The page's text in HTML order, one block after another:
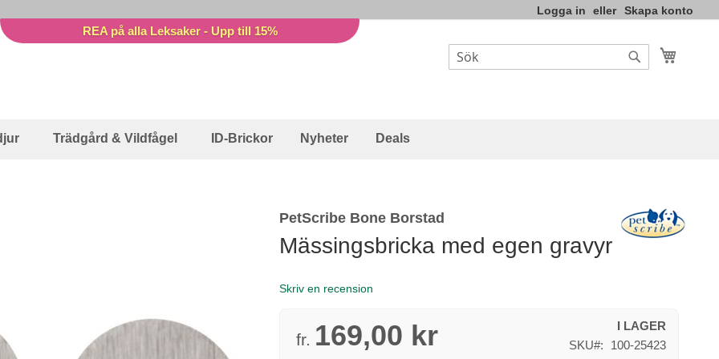
Logga in Skapa konto
REA på alla Leksaker - Upp till 15%
Sök
Trädgård & Vildfågel ID-Brickor Nyheter Deals
PetScribe Bone Borstad
Mässingsbricka med egen gravyr
Skriv en recension
fr. 169,00 kr
I LAGER
SKU
100-25423